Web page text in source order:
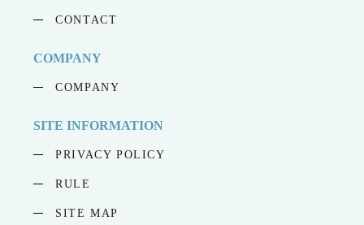
CONTACT
COMPANY
COMPANY
SITE INFORMATION
PRIVACY POLICY
RULE
SITE MAP